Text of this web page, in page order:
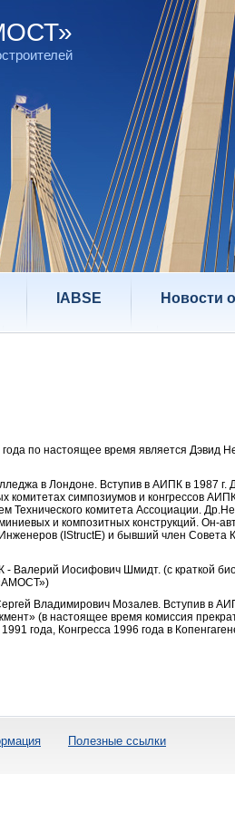
IABSE Новости
по настоящее время является Дэвид
в Лондоне. Вступив в АИПК в 1987 г.
комитетах симпозиумов и конгрессов
Технического комитета Ассоциации.
и композитных конструкций. Он-
(IStructE) и бывший член Совета
- Валерий Иосифович Шмидт. (с краткой
Владимирович Мозалев. Вступив в
(в настоящее время комиссия
года, Конгресса 1996 года в
Полезные ссылки